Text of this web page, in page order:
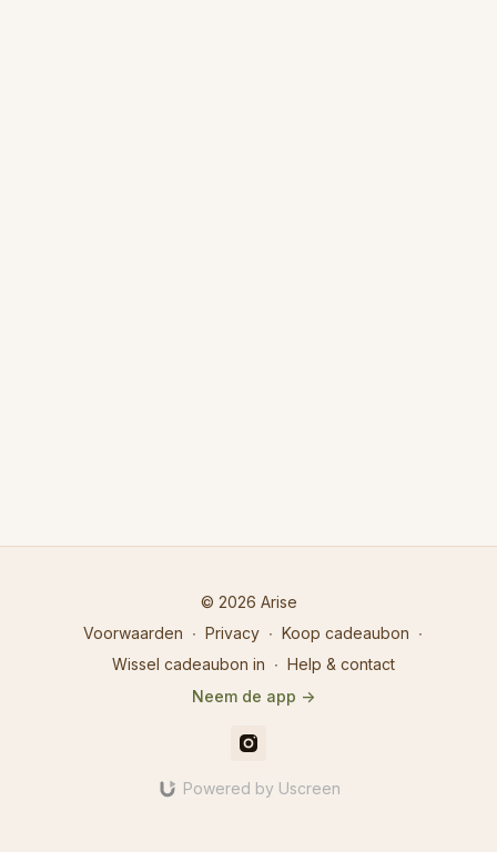
© 2026 Arise
Voorwaarden ∙ Privacy ∙ Koop cadeaubon ∙
Wissel cadeaubon in ∙ Help & contact
Neem de app ->
Powered by Uscreen